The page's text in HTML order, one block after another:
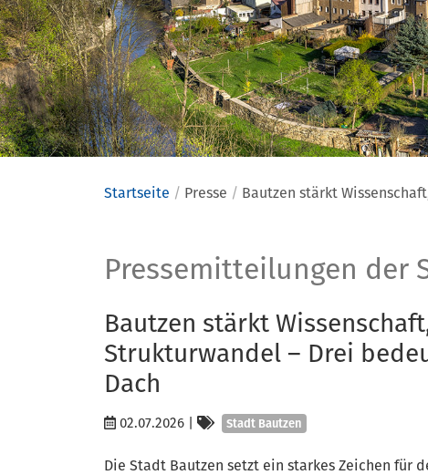
Startseite Presse Bautzen stärkt
Presse
Pressemitteilungen der
Bautzen stärkt
Strukturwandel – Drei
Dach
02.07.2026 | Kategorien
Stadt Bautzen
Die Stadt Bautzen setzt ein starkes Zeichen für